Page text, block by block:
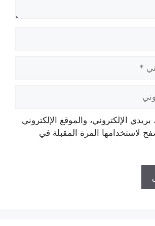
الإلكتروني، والموقع الإلكتروني
لاستخدامها المرة المقبلة في